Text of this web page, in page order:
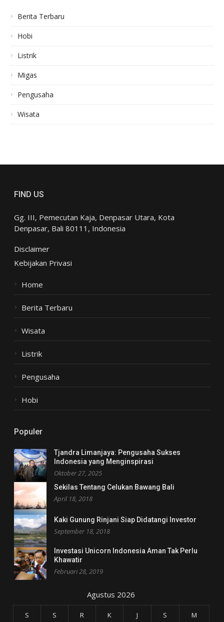
Berita Terbaru
Hobi
Listrik
Migas
Pengusaha
Wisata
FIND US
Gg. III, Pemecutan Kaja, Denpasar Utara, Kota
Denpasar, Bali 80111, Indonesia
Disclaimer
Kebijakan Privasi
Home
Berita Terbaru
Wisata
Listrik
Pengusaha
Hobi
Populer
Tjandra Limanjaya: Pengusaha Sukses
Indonesia yang Menginspirasi
Oktober 27, 2025
Sekilas Tentang Celukan Bawang Bali
April 18, 2018
Kaki Gunung Rinjani Siap Didatangi Investor
September 18, 2018
Investasi Unicorn Indonesia Aman Tak Perlu
Khawatir
Februari 28, 2019
Agustus 2026
S S R K J S M